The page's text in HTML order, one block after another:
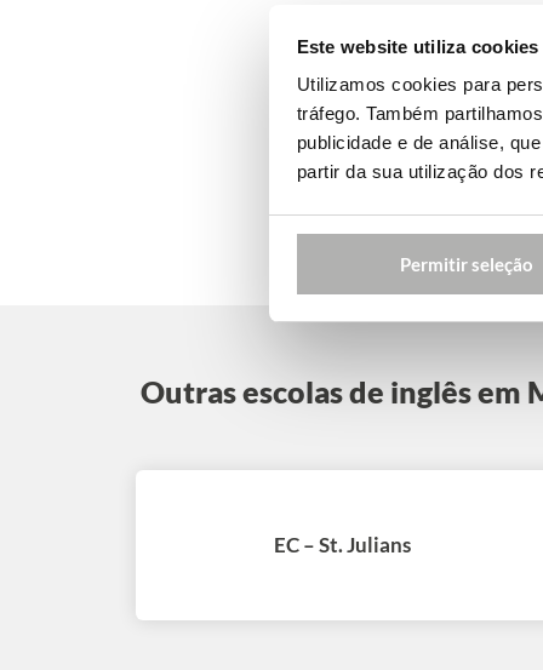
Este website utiliza cookies
Utilizamos cookies para
tráfego. Também
publicidade e de análise,
partir da sua utilização dos
Permitir seleção
Outras escolas de inglês em
EC – St. Julians